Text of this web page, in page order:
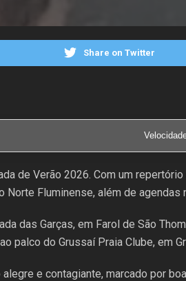
Share on Twitter
de Verão 2026. Com um
Fluminense, além de agendas
das Garças, em Farol de São
palco do Grussaí Praia Clube, em
e contagiante, marcado por